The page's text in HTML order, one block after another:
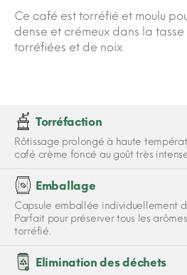
Ce café est torréfié et moulu
dense et crémeux dans la
torréfiées et de noix
Torréfaction
Rôtissage prolongé à haute
café crème foncé au goût très
Emballage
Capsule emballée individuellement
Parfait pour préserver tous les
torréfié.
Elimination des déchets